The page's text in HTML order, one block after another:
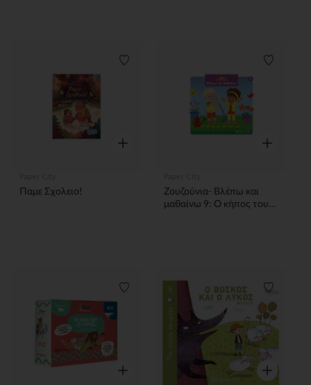
Λίστα προτιμήσεων
Γρήγορη επισκόπηση
Παμε Σχολειο!
Λίστα
Γρήγορη
Ζουζούνια- Βλέπω και
μαθαίνω 9: Ο κήπος του
Λίστα προτιμήσεων
Γρήγορη επισκόπηση
Λίστα
Γρήγορη